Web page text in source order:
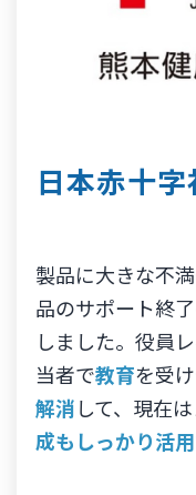
日本赤十
製品に大きな不
品のサポート終
しました。役員
当者で教育を受け
解消して、現在
成もしっかり活用